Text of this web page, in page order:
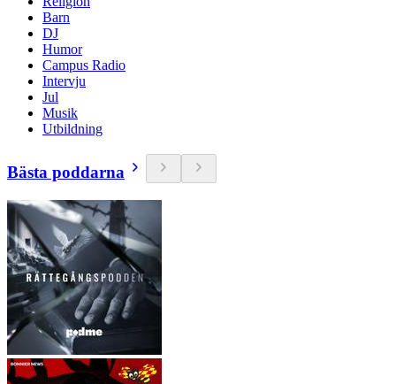
Barn
DJ
Humor
Campus Radio
Intervju
Jul
Musik
Utbildning
Bästa poddarna